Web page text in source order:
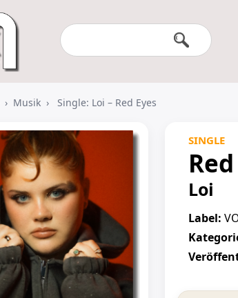
› Musik › Single: Loi – Red Eyes
SINGLE
Loi
Label: